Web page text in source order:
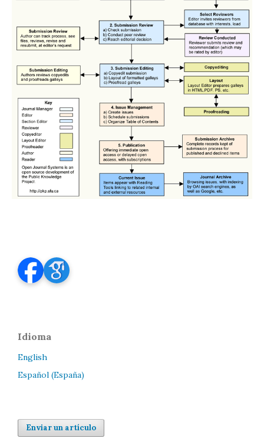
Idioma
English
Español (España)
Enviar un artículo